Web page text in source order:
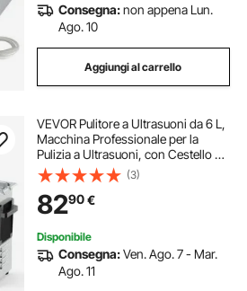
Consegna:non appena Lun.
Ago. 10
Aggiungi al carrello
VEVOR Pulitore a Ultrasuoni da 6 L,
Macchina Professionale per la
Pulizia a Ultrasuoni, con Cestello di
Pulizia e Schermo Digitale, in
Acciaio Inox da 120 W e 40 kHz per
Orologi, Rasoi, Gioielli
(3)
8290€
Disponibile
Consegna:Ven. Ago. 7 - Mar.
Ago. 11